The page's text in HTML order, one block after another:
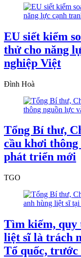
EU siết kiểm
thử cho năng
nghiệp Việt
Đình Hoà
Tổng Bí thư,
cầu khơi
phát triển mới
TGO
Tìm kiếm, quy
liệt sĩ là trách
Tổ quốc, trước